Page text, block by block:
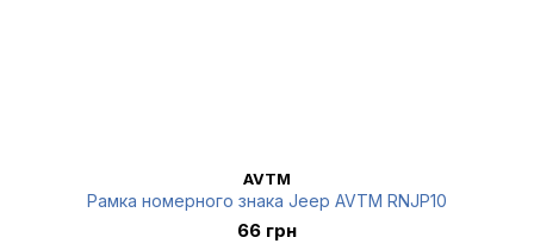
AVTM
Рамка номерного знака Jeep AVTM RNJP10
66 грн